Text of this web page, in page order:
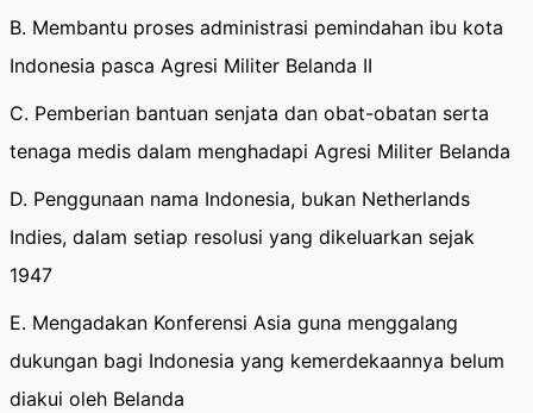
B. Membantu proses administrasi pemindahan ibu kota
Indonesia pasca Agresi Militer Belanda II
C. Pemberian bantuan senjata dan obat-obatan serta
tenaga medis dalam menghadapi Agresi Militer Belanda
D. Penggunaan nama Indonesia, bukan Netherlands
Indies, dalam setiap resolusi yang dikeluarkan sejak
1947
E. Mengadakan Konferensi Asia guna menggalang
dukungan bagi Indonesia yang kemerdekaannya belum
diakui oleh Belanda